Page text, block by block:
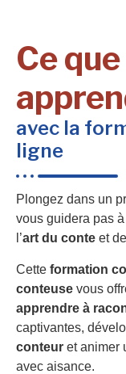
Ce
avec la
ligne
Plongez dans un
vous guidera pas
l’art du conte et
Cette formation
conteuse vous
apprendre à
captivantes,
conteur et animer
avec aisance.